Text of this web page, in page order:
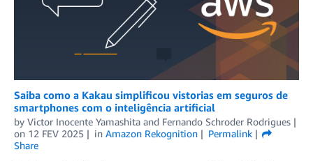
Saiba como a Kakau simplificou vistorias em seguros de
smartphones com o inteligência artificial
by Victor Inocente Yamashita and Fernando Schroder Rodrigues
on 12 FEV 2025 in Amazon Rekognition
Permalink
Share